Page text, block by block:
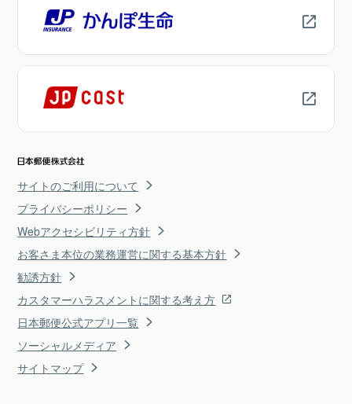
サイトのご利用について
プライバシーポリシー
Webアクセシビリティ方針
お客さま本位の業務運営に関する基本方針
勧誘方針
カスタマーハラスメントに関する考え方
日本郵便公式アプリ一覧
ソーシャルメディア
サイトマップ